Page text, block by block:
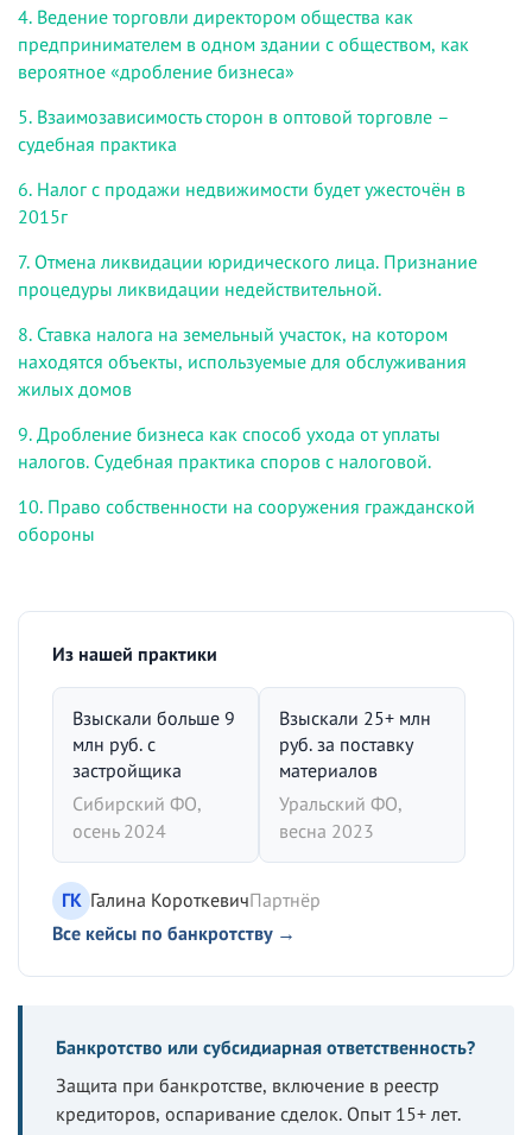
4. Ведение торговли директором общества как
предпринимателем в одном здании с обществом, как
вероятное «дробление бизнеса»
5. Взаимозависимость сторон в оптовой торговле –
судебная практика
6. Налог с продажи недвижимости будет ужесточён в
2015г
7. Отмена ликвидации юридического лица. Признание
процедуры ликвидации недействительной.
8. Ставка налога на земельный участок, на котором
находятся объекты, используемые для обслуживания
жилых домов
9. Дробление бизнеса как способ ухода от уплаты
налогов. Судебная практика споров с налоговой.
10. Право собственности на сооружения гражданской
обороны
Из нашей практики
Взыскали больше 9
млн руб. с
застройщика
Сибирский ФО,
осень 2024
Взыскали 25+ млн
руб. за поставку
материалов
Уральский ФО,
весна 2023
ГК Галина КороткевичПартнёр
Все кейсы по банкротству →
Банкротство или субсидиарная ответственность?
Защита при банкротстве, включение в реестр
кредиторов, оспаривание сделок. Опыт 15+ лет.